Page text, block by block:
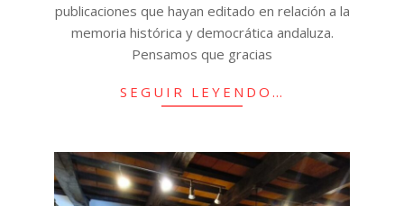
publicaciones que hayan editado en relación a la
memoria histórica y democrática andaluza.
Pensamos que gracias
SEGUIR LEYENDO…